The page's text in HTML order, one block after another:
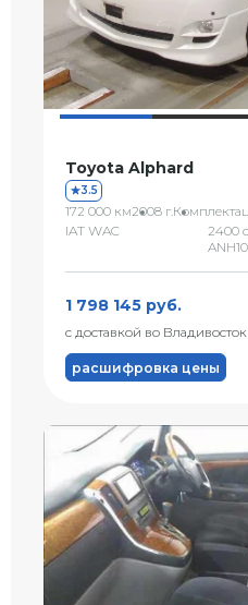
Toyota Alphard
3.5
172 000 км2008 г.
IAT WAC
2400
1 798 145 руб.
с доставкой во Владивосток
расшифровка цены